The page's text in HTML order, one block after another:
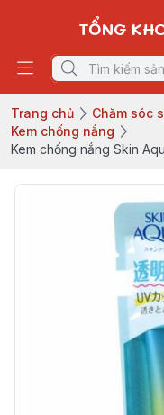
TỔNG
Trang chủ Chăm sóc
Kem chống nắng
Kem chống nắng Skin